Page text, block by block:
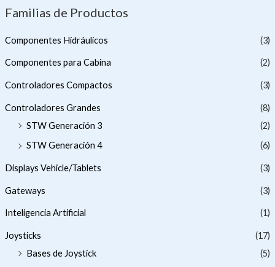
Familias de Productos
Componentes Hidráulicos (3)
Componentes para Cabina (2)
Controladores Compactos (3)
Controladores Grandes
(8)
STW Generación 3
(2)
STW Generación 4
(6)
Displays Vehicle/Tablets (3)
Gateways (3)
Inteligencia Artificial (1)
Joysticks
(17)
Bases de Joystick
(5)